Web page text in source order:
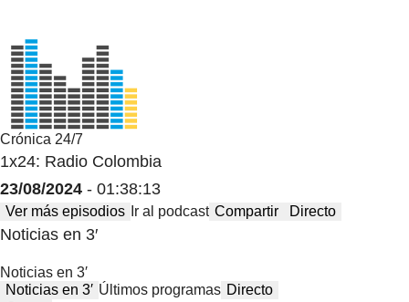
Crónica 24/7
1x24: Radio Colombia
23/08/2024 - 01:38:13
Ver más episodios Ir al podcast Compartir Directo
Noticias en 3′
Noticias en 3′
Noticias en 3′ Últimos programas Directo